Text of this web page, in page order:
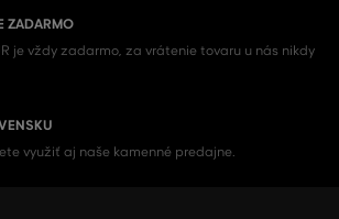
ZADARMO
je vždy zadarmo, za vrátenie tovaru u nás nikdy
využiť aj naše kamenné predajne.